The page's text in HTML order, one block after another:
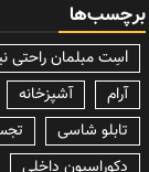
برچسب‌ها
lسِت مبلمان راحتی نیم دایره در اتاق نشیمن و پذیرایی
آرام
آشپزخانه
تابلو شاسی